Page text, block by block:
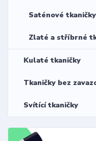
Saténové tkaničky
Zlaté a stříbrné
Kulaté tkaničky
Tkaničky bez
Svítící tkaničky